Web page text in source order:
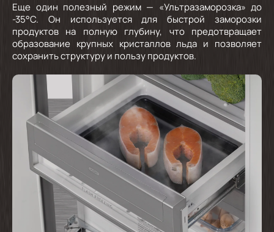
Еще один полезный режим — «Ультразаморозка» до
-35°С. Он используется для быстрой заморозки
продуктов на полную глубину, что предотвращает
образование крупных кристаллов льда и позволяет
сохранить структуру и пользу продуктов.